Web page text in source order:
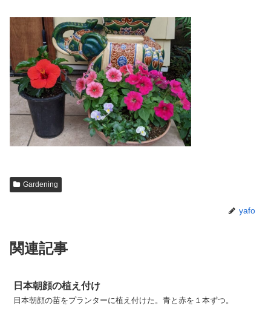
Gardening
yafo
関連記事
日本朝顔の植え付け
日本朝顔の苗をプランターに植え付けた。青と赤を１本ずつ。